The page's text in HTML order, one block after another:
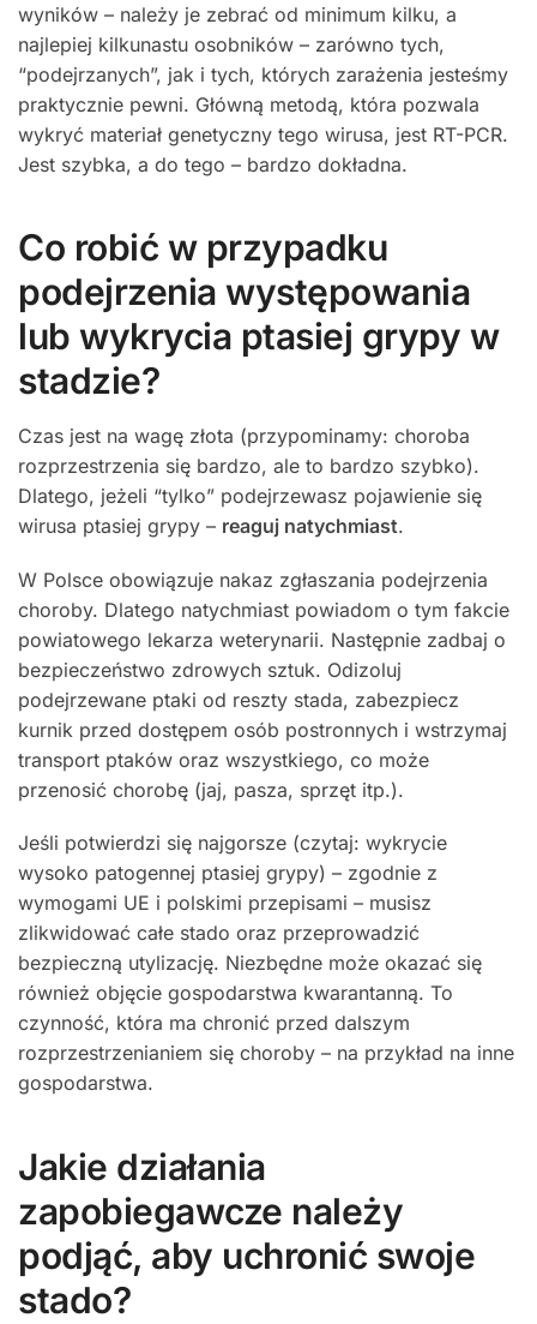
wyników – należy je zebrać od minimum kilku, a
najlepiej kilkunastu osobników – zarówno tych,
“podejrzanych”, jak i tych, których zarażenia jesteśmy
praktycznie pewni. Główną metodą, która pozwala
wykryć materiał genetyczny tego wirusa, jest RT-PCR.
Jest szybka, a do tego – bardzo dokładna.
Co robić w przypadku
podejrzenia występowania
lub wykrycia ptasiej grypy w
stadzie?
Czas jest na wagę złota (przypominamy: choroba
rozprzestrzenia się bardzo, ale to bardzo szybko).
Dlatego, jeżeli “tylko” podejrzewasz pojawienie się
wirusa ptasiej grypy – reaguj natychmiast.
W Polsce obowiązuje nakaz zgłaszania podejrzenia
choroby. Dlatego natychmiast powiadom o tym fakcie
powiatowego lekarza weterynarii. Następnie zadbaj o
bezpieczeństwo zdrowych sztuk. Odizoluj
podejrzewane ptaki od reszty stada, zabezpiecz
kurnik przed dostępem osób postronnych i wstrzymaj
transport ptaków oraz wszystkiego, co może
przenosić chorobę (jaj, pasza, sprzęt itp.).
Jeśli potwierdzi się najgorsze (czytaj: wykrycie
wysoko patogennej ptasiej grypy) – zgodnie z
wymogami UE i polskimi przepisami – musisz
zlikwidować całe stado oraz przeprowadzić
bezpieczną utylizację. Niezbędne może okazać się
również objęcie gospodarstwa kwarantanną. To
czynność, która ma chronić przed dalszym
rozprzestrzenianiem się choroby – na przykład na inne
gospodarstwa.
Jakie działania
zapobiegawcze należy
podjąć, aby uchronić swoje
stado?